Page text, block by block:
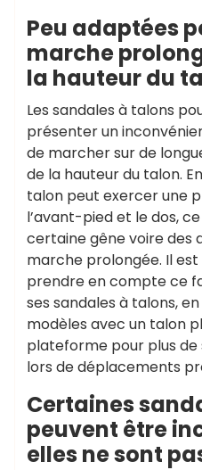
Peu adaptées
marche
la hauteur du
Les sandales à talons
présenter un
de marcher sur de
de la hauteur du talon.
talon peut exercer une
l’avant-pied et le dos,
certaine gêne voire des
marche prolongée. Il
prendre en compte ce
ses sandales à talons,
modèles avec un talon
plateforme pour plus
lors de déplacements
Certaines
peuvent être
elles ne sont